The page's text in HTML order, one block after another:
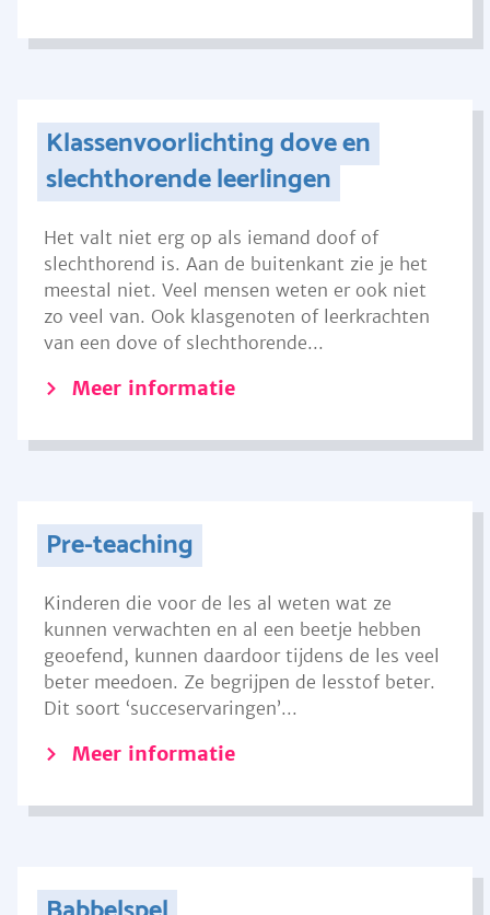
Klassenvoorlichting dove en
slechthorende leerlingen
Het valt niet erg op als iemand doof of
slechthorend is. Aan de buitenkant zie je het
meestal niet. Veel mensen weten er ook niet
zo veel van. Ook klasgenoten of leerkrachten
van een dove of slechthorende...
Meer informatie
Pre-teaching
Kinderen die voor de les al weten wat ze
kunnen verwachten en al een beetje hebben
geoefend, kunnen daardoor tijdens de les veel
beter meedoen. Ze begrijpen de lesstof beter.
Dit soort ‘succeservaringen’...
Meer informatie